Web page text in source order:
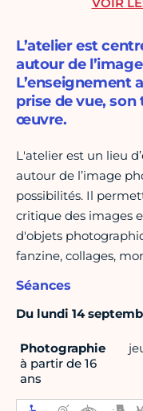
L’atelier est
autour de
L’enseignement
prise de vue,
œuvre.
L'atelier est un lieu
autour de l’image
possibilités. Il
critique des images
d'objets
fanzine, collages,
Séances
Du lundi 14
Photographie
à partir de 16
ans
VOIR